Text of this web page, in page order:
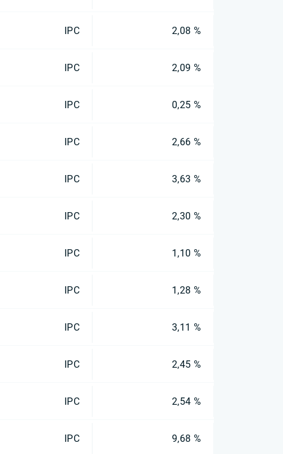
IPC 2,08 %
IPC 2,09 %
IPC 0,25 %
IPC 2,66 %
IPC 3,63 %
IPC 2,30 %
IPC 1,10 %
IPC 1,28 %
IPC 3,11 %
IPC 2,45 %
IPC 2,54 %
IPC 9,68 %